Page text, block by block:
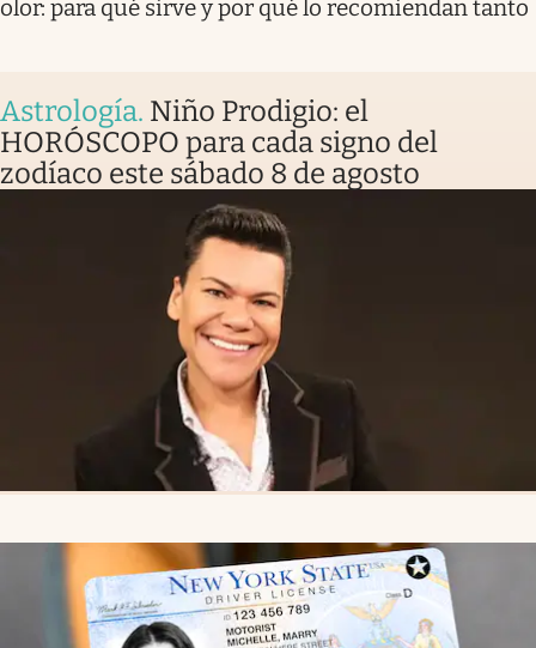
olor: para qué sirve y por qué lo recomiendan tanto
Astrología. Niño Prodigio: el
HORÓSCOPO para cada signo del
zodíaco este sábado 8 de agosto